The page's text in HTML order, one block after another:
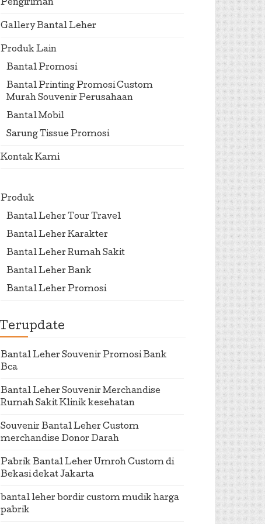
Pengiriman
Gallery Bantal Leher
Produk Lain
Bantal Promosi
Bantal Printing Promosi Custom
Murah Souvenir Perusahaan
Bantal Mobil
Sarung Tissue Promosi
Kontak Kami
Produk
Bantal Leher Tour Travel
Bantal Leher Karakter
Bantal Leher Rumah Sakit
Bantal Leher Bank
Bantal Leher Promosi
Terupdate
Bantal Leher Souvenir Promosi Bank
Bca
Bantal Leher Souvenir Merchandise
Rumah Sakit Klinik kesehatan
Souvenir Bantal Leher Custom
merchandise Donor Darah
Pabrik Bantal Leher Umroh Custom di
Bekasi dekat Jakarta
bantal leher bordir custom mudik harga
pabrik